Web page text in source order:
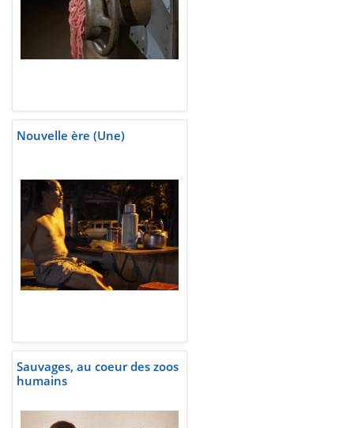
Nouvelle ère (Une)
Sauvages, au coeur des zoos
humains